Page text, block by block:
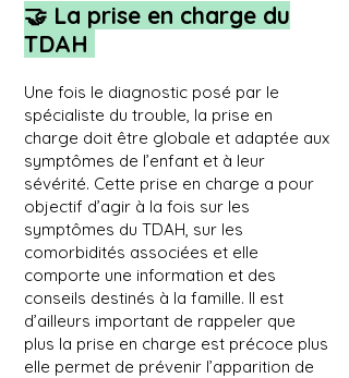
🤝 La prise en charge du
TDAH
Une fois le diagnostic posé par le
spécialiste du trouble, la prise en
charge doit être globale et adaptée aux
symptômes de l’enfant et à leur
sévérité. Cette prise en charge a pour
objectif d’agir à la fois sur les
symptômes du TDAH, sur les
comorbidités associées et elle
comporte une information et des
conseils destinés à la famille. Il est
d’ailleurs important de rappeler que
plus la prise en charge est précoce plus
elle permet de prévenir l’apparition de